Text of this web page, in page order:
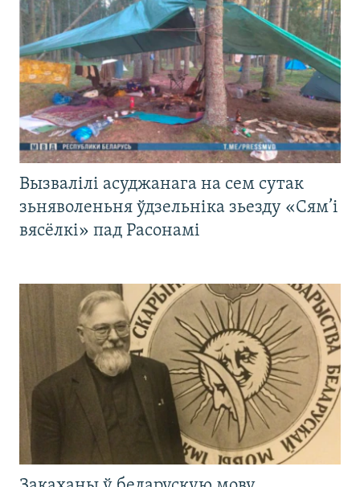
Вызвалілі асуджанага на сем сутак
зьняволеньня ўдзельніка зьезду «Сям’і
вясёлкі» пад Расонамі